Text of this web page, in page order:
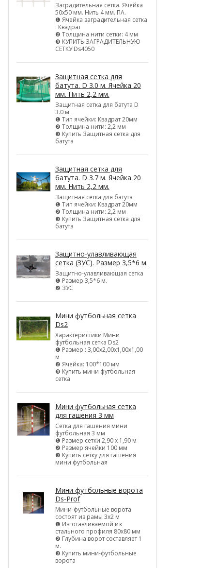
Заградительная сетка. Ячейка
50х50 мм. Нить 4 мм. ПА.
❶ Ячейка заградительная сетка
: Квадрат
❷ Толщина нити сетки: 4 мм
❸ КУПИТЬ ЗАГРАДИТЕЛЬНУЮ
СЕТКУ Ds4050
Защитная сетка для
батута. D 3.0 м. Ячейка 20
мм. Нить 2,2 мм.
Защитная сетка для батута D
3.0 м.
❶ Тип ячейки: Квадрат 20мм
❷ Толщина нити: 2,2 мм
❸ Купить Защитная сетка для
батута
Защитная сетка для
батута. D 3.7 м. Ячейка 20
мм. Нить 2,2 мм.
Защитная сетка для батута
❶ Тип ячейки: Квадрат 20мм
❷ Толщина нити: 2,2 мм
❸ Купить Защитная сетка для
батута
Защитно-улавливающая
сетка (ЗУС). Размер 3,5*6 м.
Защитно-улавливающая сетка
❶ Размер 3,5*6 м.
❷ ЗУС
Мини футбольная сетка
Ds2
Характеристики Мини
футбольная сетка Ds2
❶ Размер : 3,00х2,00х1,00х1,00
м
❷ Ячейка: 100*100 мм
❸ Купить мини футбольная
сетка
Мини футбольная сетка
для гашения 3 мм
Сетка для гашения мини
футбольная 3 мм
❶ Размер сетки 2,90 х 1,90 м
❷ Размер ячейки 100 мм
❸ Купить сетку для гашения
мини футбольная
Мини футбольные ворота
Ds-Prof
Мини-футбольные ворота
состоят из рамы 3х2 м
❶ Изготавливаемой из
стального профиля 80х80 мм
❷ Глубина ворот составляет 1
м.
❸ Купить мини-футбольные
ворота